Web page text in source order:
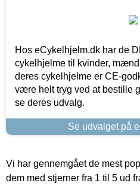
Hos eCykelhjelm.dk har de
cykelhjelme til kvinder,
deres cykelhjelme er CE-
være helt tryg ved at bestille
se deres udvalg.
Se udvalget på
Vi har gennemgået de mest
dem med stjerner fra 1 til 5 ud